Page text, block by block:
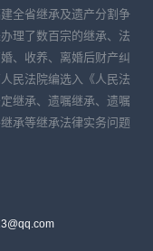
全省继承及遗产分割争
理了数百宗的继承、法
、收养、离婚后财产纠
民法院编选入《人民法
继承、遗嘱继承、遗嘱
承等继承法律实务问题